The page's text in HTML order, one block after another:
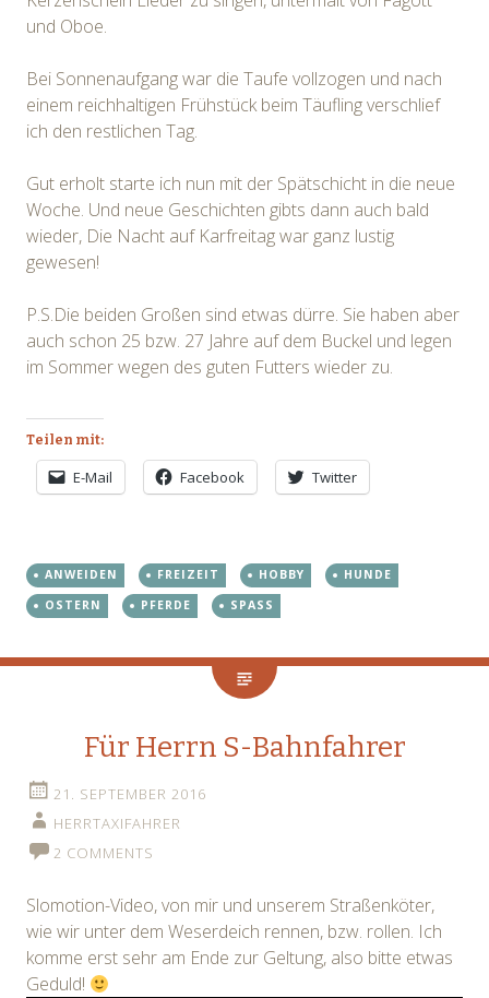
und Oboe.
Bei Sonnenaufgang war die Taufe vollzogen und nach
einem reichhaltigen Frühstück beim Täufling verschlief
ich den restlichen Tag.
Gut erholt starte ich nun mit der Spätschicht in die neue
Woche. Und neue Geschichten gibts dann auch bald
wieder, Die Nacht auf Karfreitag war ganz lustig
gewesen!
P.S.Die beiden Großen sind etwas dürre. Sie haben aber
auch schon 25 bzw. 27 Jahre auf dem Buckel und legen
im Sommer wegen des guten Futters wieder zu.
Teilen mit:
E-Mail Facebook Twitter
ANWEIDEN FREIZEIT HOBBY
HUNDE
OSTERN
PFERDE SPASS
Für Herrn S-Bahnfahrer
21. SEPTEMBER 2016
HERRTAXIFAHRER
2 COMMENTS
Slomotion-Video, von mir und unserem Straßenköter,
wie wir unter dem Weserdeich rennen, bzw. rollen. Ich
komme erst sehr am Ende zur Geltung, also bitte etwas
Geduld!